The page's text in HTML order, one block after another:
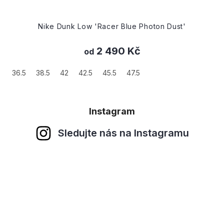
Nike Dunk Low 'Racer Blue Photon Dust'
od2 490 Kč
36.5 38.5 42 42.5 45.5 47.5
Instagram
Sledujte nás na Instagramu